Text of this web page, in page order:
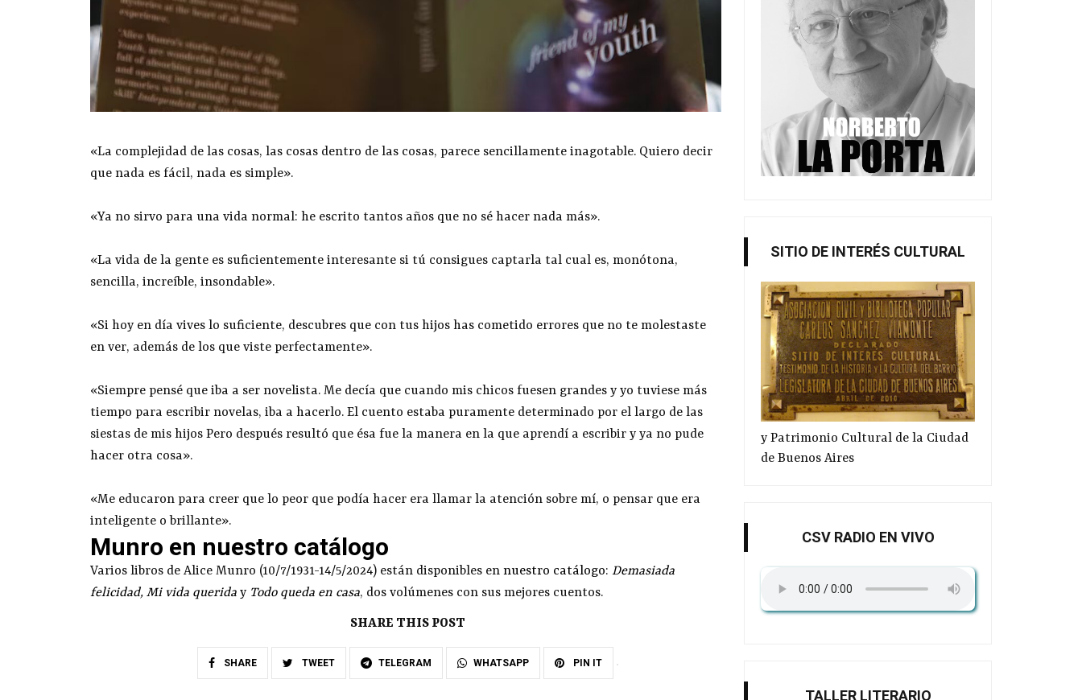
«La complejidad de las cosas, las cosas dentro de las cosas, parece sencillamente inagotable. Quiero decir
que nada es fácil, nada es simple».
«Ya no sirvo para una vida normal: he escrito tantos años que no sé hacer nada más».
«La vida de la gente es suficientemente interesante si tú consigues captarla tal cual es, monótona,
sencilla, increíble, insondable».
«Si hoy en día vives lo suficiente, descubres que con tus hijos has cometido errores que no te molestaste
en ver, además de los que viste perfectamente».
«Siempre pensé que iba a ser novelista. Me decía que cuando mis chicos fuesen grandes y yo tuviese más
tiempo para escribir novelas, iba a hacerlo. El cuento estaba puramente determinado por el largo de las
siestas de mis hijos Pero después resultó que ésa fue la manera en la que aprendí a escribir y ya no pude
hacer otra cosa».
«Me educaron para creer que lo peor que podía hacer era llamar la atención sobre mí, o pensar que era
inteligente o brillante».
Munro en nuestro catálogo
Varios libros de Alice Munro (10/7/1931-14/5/2024) están disponibles en nuestro catálogo: Demasiada
felicidad, Mi vida querida y Todo queda en casa, dos volúmenes con sus mejores cuentos.
SHARE THIS POST
SHARE TWEET TELEGRAM WHATSAPP PIN IT
SITIO DE INTERÉS CULTURAL
y Patrimonio Cultural de la Ciudad
de Buenos Aires
CSV RADIO EN VIVO
TALLER LITERARIO